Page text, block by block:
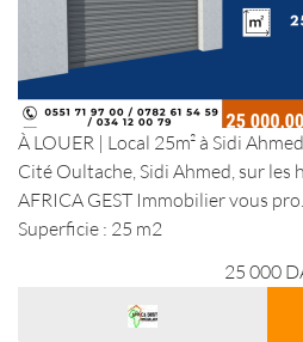
À LOUER | Local 25m² à Sidi
Cité Oultache, Sidi Ahmed, sur les
AFRICA GEST Immobilier vous
Superficie : 25 m2
25 000